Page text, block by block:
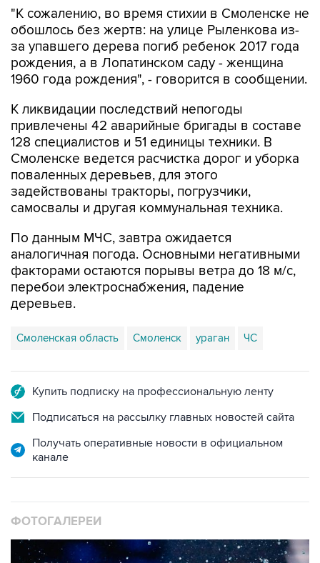
"К сожалению, во время стихии в Смоленске не
обошлось без жертв: на улице Рыленкова из-
за упавшего дерева погиб ребенок 2017 года
рождения, а в Лопатинском саду - женщина
1960 года рождения", - говорится в сообщении.
К ликвидации последствий непогоды
привлечены 42 аварийные бригады в составе
128 специалистов и 51 единицы техники. В
Смоленске ведется расчистка дорог и уборка
поваленных деревьев, для этого
задействованы тракторы, погрузчики,
самосвалы и другая коммунальная техника.
По данным МЧС, завтра ожидается
аналогичная погода. Основными негативными
факторами остаются порывы ветра до 18 м/с,
перебои электроснабжения, падение
деревьев.
Смоленская область Смоленск ураган ЧС
Купить подписку на профессиональную ленту
Подписаться на рассылку главных новостей сайта
Получать оперативные новости в официальном
канале
ФОТОГАЛЕРЕИ